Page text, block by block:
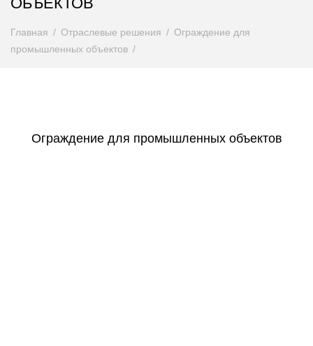
Главная Отраслевые решения
Ограждение для
промышленных объектов
Ограждение для промышленных объектов